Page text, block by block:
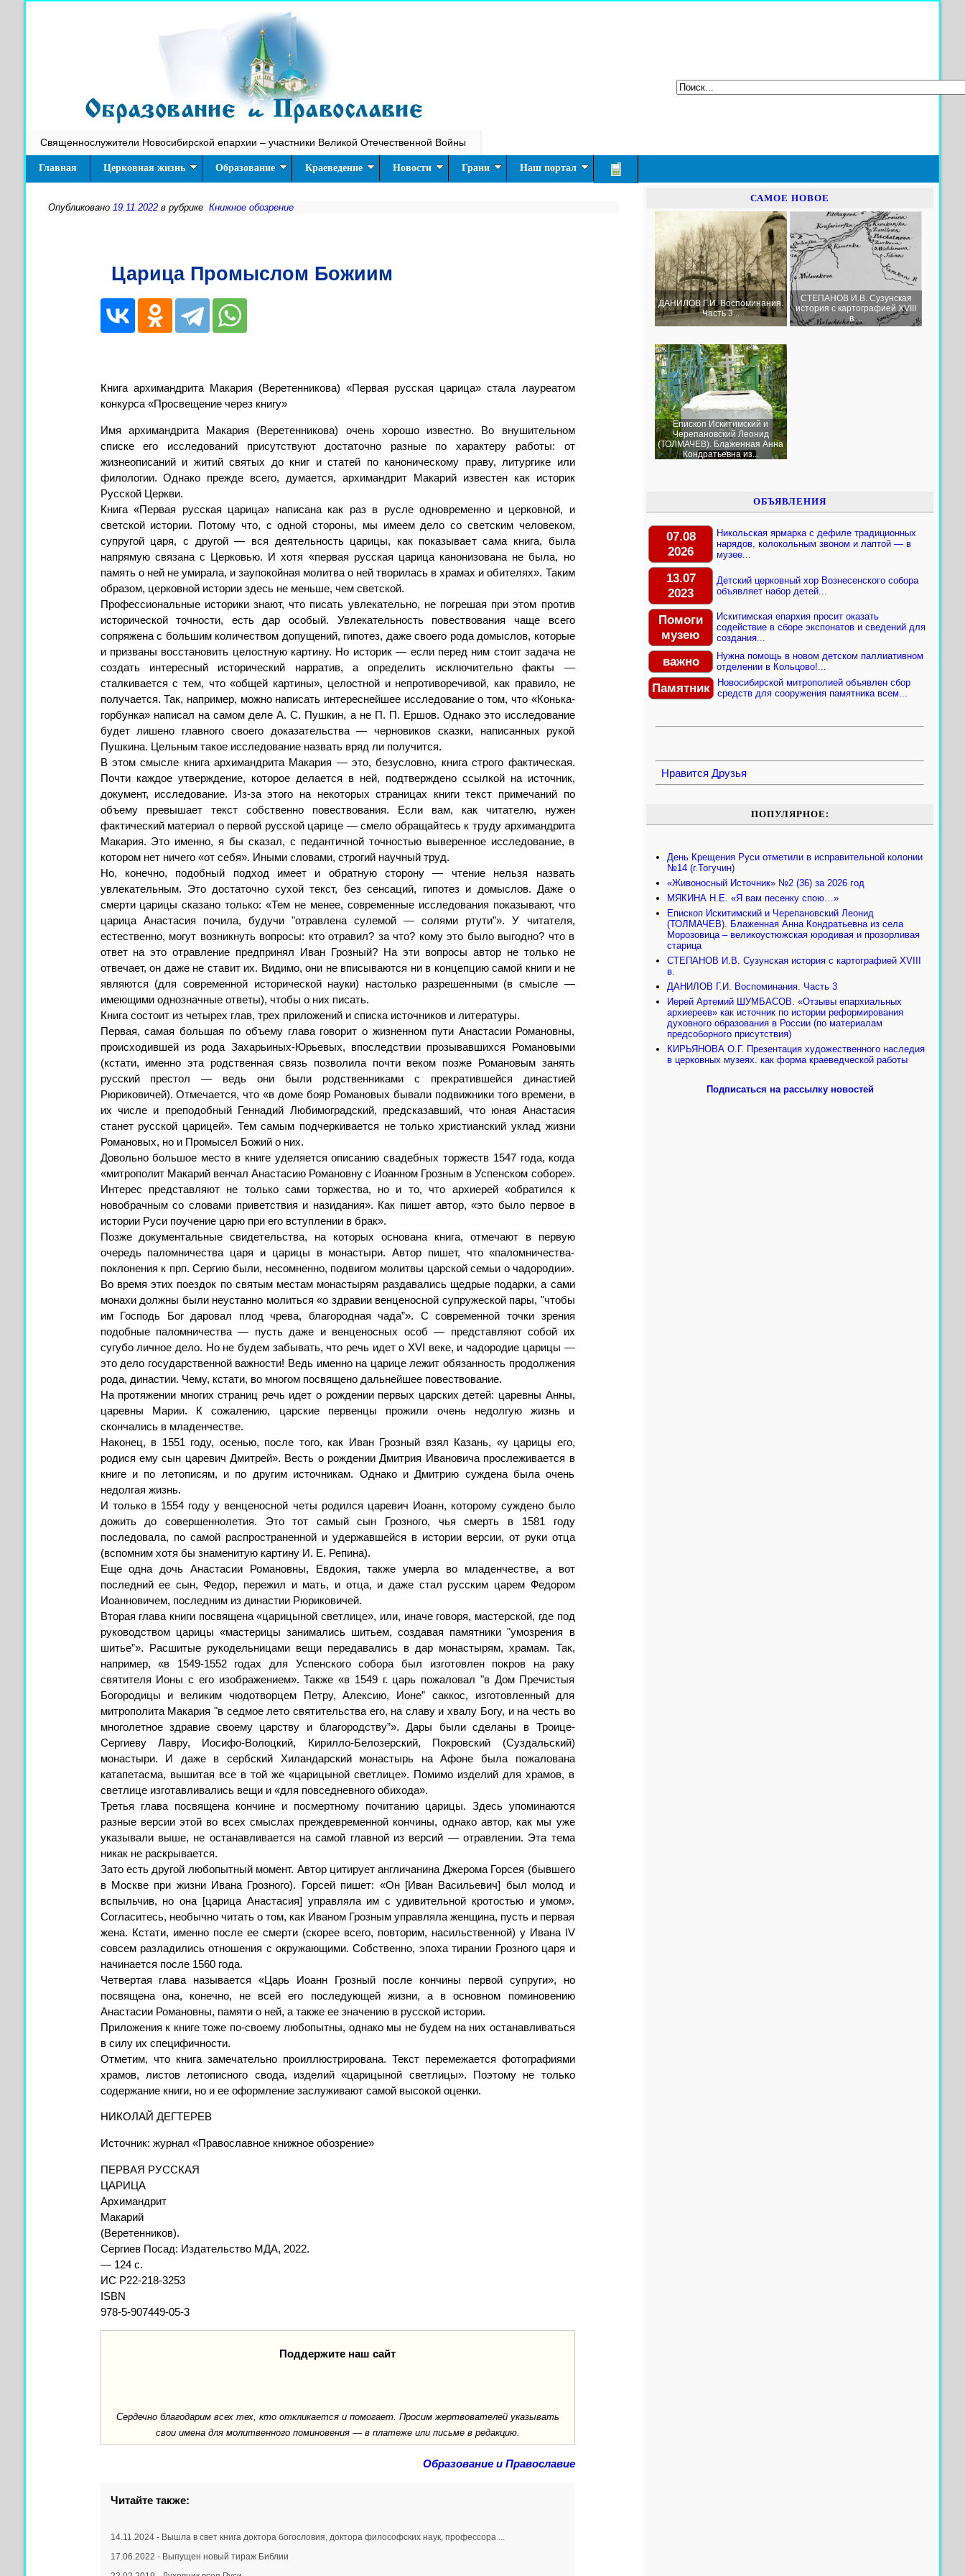
Священнослужители Новосибирской епархии – участники Великой Отечественной Войны
Главная Церковная жизнь Образование Краеведение Новости Грани Наш портал
Опубликовано 19.11.2022 в рубрике Книжное обозрение
Царица Промыслом Божиим
Книга архимандрита Макария (Веретенникова) «Первая русская царица» стала лауреатом
конкурса «Просвещение через книгу»
Имя архимандрита Макария (Веретенникова) очень хорошо известно. Во внушительном
списке его исследований присутствуют достаточно разные по характеру работы: от
жизнеописаний и житий святых до книг и статей по каноническому праву, литургике или
филологии. Однако прежде всего, думается, архимандрит Макарий известен как историк
Русской Церкви.
Книга «Первая русская царица» написана как раз в русле одновременно и церковной, и
светской истории. Потому что, с одной стороны, мы имеем дело со светским человеком,
супругой царя, с другой — вся деятельность царицы, как показывает сама книга, была
напрямую связана с Церковью. И хотя «первая русская царица канонизована не была, но
память о ней не умирала, и заупокойная молитва о ней творилась в храмах и обителях». Таким
образом, церковной истории здесь не меньше, чем светской.
Профессиональные историки знают, что писать увлекательно, не погрешая при этом против
исторической точности, есть дар особый. Увлекательность повествования чаще всего
сопряжена с большим количеством допущений, гипотез, даже своего рода домыслов, которые
и призваны восстановить целостную картину. Но историк — если перед ним стоит задача не
создать интересный исторический нарратив, а определить исключительно факты —
сталкивается с тем, что «общей картины», целостной и непротиворечивой, как правило, не
получается. Так, например, можно написать интереснейшее исследование о том, что «Конька-
горбунка» написал на самом деле А. С. Пушкин, а не П. П. Ершов. Однако это исследование
будет лишено главного своего доказательства — черновиков сказки, написанных рукой
Пушкина. Цельным такое исследование назвать вряд ли получится.
В этом смысле книга архимандрита Макария — это, безусловно, книга строго фактическая.
Почти каждое утверждение, которое делается в ней, подтверждено ссылкой на источник,
документ, исследование. Из-за этого на некоторых страницах книги текст примечаний по
объему превышает текст собственно повествования. Если вам, как читателю, нужен
фактический материал о первой русской царице — смело обращайтесь к труду архимандрита
Макария. Это именно, я бы сказал, с педантичной точностью выверенное исследование, в
котором нет ничего «от себя». Иными словами, строгий научный труд.
Но, конечно, подобный подход имеет и обратную сторону — чтение нельзя назвать
увлекательным. Это достаточно сухой текст, без сенсаций, гипотез и домыслов. Даже о
смерти царицы сказано только: «Тем не менее, современные исследования показывают, что
царица Анастасия почила, будучи "отравлена сулемой — солями ртути”». У читателя,
естественно, могут возникнуть вопросы: кто отравил? за что? кому это было выгодно? что в
ответ на это отравление предпринял Иван Грозный? На эти вопросы автор не только не
отвечает, он даже не ставит их. Видимо, они не вписываются ни в концепцию самой книги и не
являются (для современной исторической науки) настолько разрешенными (в смысле —
имеющими однозначные ответы), чтобы о них писать.
Книга состоит из четырех глав, трех приложений и списка источников и литературы.
Первая, самая большая по объему глава говорит о жизненном пути Анастасии Романовны,
происходившей из рода Захарьиных-Юрьевых, впоследствии прозывавшихся Романовыми
(кстати, именно эта родственная связь позволила почти веком позже Романовым занять
русский престол — ведь они были родственниками с прекратившейся династией
Рюриковичей). Отмечается, что «в доме бояр Романовых бывали подвижники того времени, в
их числе и преподобный Геннадий Любимоградский, предсказавший, что юная Анастасия
станет русской царицей». Тем самым подчеркивается не только христианский уклад жизни
Романовых, но и Промысел Божий о них.
Довольно большое место в книге уделяется описанию свадебных торжеств 1547 года, когда
«митрополит Макарий венчал Анастасию Романовну с Иоанном Грозным в Успенском соборе».
Интерес представляют не только сами торжества, но и то, что архиерей «обратился к
новобрачным со словами приветствия и назидания». Как пишет автор, «это было первое в
истории Руси поучение царю при его вступлении в брак».
Позже документальные свидетельства, на которых основана книга, отмечают в первую
очередь паломничества царя и царицы в монастыри. Автор пишет, что «паломничества-
поклонения к прп. Сергию были, несомненно, подвигом молитвы царской семьи о чадородии».
Во время этих поездок по святым местам монастырям раздавались щедрые подарки, а сами
монахи должны были неустанно молиться «о здравии венценосной супружеской пары, "чтобы
им Господь Бог даровал плод чрева, благородная чада”». С современной точки зрения
подобные паломничества — пусть даже и венценосных особ — представляют собой их
сугубо личное дело. Но не будем забывать, что речь идет о XVI веке, и чадородие царицы —
это дело государственной важности! Ведь именно на царице лежит обязанность продолжения
рода, династии. Чему, кстати, во многом посвящено дальнейшее повествование.
На протяжении многих страниц речь идет о рождении первых царских детей: царевны Анны,
царевны Марии. К сожалению, царские первенцы прожили очень недолгую жизнь и
скончались в младенчестве.
Наконец, в 1551 году, осенью, после того, как Иван Грозный взял Казань, «у царицы его,
родися ему сын царевич Дмитрей». Весть о рождении Дмитрия Ивановича прослеживается в
книге и по летописям, и по другим источникам. Однако и Дмитрию суждена была очень
недолгая жизнь.
И только в 1554 году у венценосной четы родился царевич Иоанн, которому суждено было
дожить до совершеннолетия. Это тот самый сын Грозного, чья смерть в 1581 году
последовала, по самой распространенной и удержавшейся в истории версии, от руки отца
(вспомним хотя бы знаменитую картину И. Е. Репина).
Еще одна дочь Анастасии Романовны, Евдокия, также умерла во младенчестве, а вот
последний ее сын, Федор, пережил и мать, и отца, и даже стал русским царем Федором
Иоанновичем, последним из династии Рюриковичей.
Вторая глава книги посвящена «царицыной светлице», или, иначе говоря, мастерской, где под
руководством царицы «мастерицы занимались шитьем, создавая памятники "умозрения в
шитье”». Расшитые рукодельницами вещи передавались в дар монастырям, храмам. Так,
например, «в 1549-1552 годах для Успенского собора был изготовлен покров на раку
святителя Ионы с его изображением». Также «в 1549 г. царь пожаловал "в Дом Пречистыя
Богородицы и великим чюдотворцем Петру, Алексию, Ионе” саккос, изготовленный для
митрополита Макария "в седмое лето святительства его, на славу и хвалу Богу, и на честь во
многолетное здравие своему царству и благородству”». Дары были сделаны в Троице-
Сергиеву Лавру, Иосифо-Волоцкий, Кирилло-Белозерский, Покровский (Суздальский)
монастыри. И даже в сербский Хиландарский монастырь на Афоне была пожалована
катапетасма, вышитая все в той же «царицыной светлице». Помимо изделий для храмов, в
светлице изготавливались вещи и «для повседневного обихода».
Третья глава посвящена кончине и посмертному почитанию царицы. Здесь упоминаются
разные версии этой во всех смыслах преждевременной кончины, однако автор, как мы уже
указывали выше, не останавливается на самой главной из версий — отравлении. Эта тема
никак не раскрывается.
Зато есть другой любопытный момент. Автор цитирует англичанина Джерома Горсея (бывшего
в Москве при жизни Ивана Грозного). Горсей пишет: «Он [Иван Васильевич] был молод и
вспыльчив, но она [царица Анастасия] управляла им с удивительной кротостью и умом».
Согласитесь, необычно читать о том, как Иваном Грозным управляла женщина, пусть и первая
жена. Кстати, именно после ее смерти (скорее всего, повторим, насильственной) у Ивана IV
совсем разладились отношения с окружающими. Собственно, эпоха тирании Грозного царя и
начинается после 1560 года.
Четвертая глава называется «Царь Иоанн Грозный после кончины первой супруги», но
посвящена она, конечно, не всей его последующей жизни, а в основном поминовению
Анастасии Романовны, памяти о ней, а также ее значению в русской истории.
Приложения к книге тоже по-своему любопытны, однако мы не будем на них останавливаться
в силу их специфичности.
Отметим, что книга замечательно проиллюстрирована. Текст перемежается фотографиями
храмов, листов летописного свода, изделий «царицыной светлицы». Поэтому не только
содержание книги, но и ее оформление заслуживают самой высокой оценки.
НИКОЛАЙ ДЕГТЕРЕВ
Источник: журнал «Православное книжное обозрение»
ПЕРВАЯ РУССКАЯ
ЦАРИЦА
Архимандрит
Макарий
(Веретенников).
Сергиев Посад: Издательство МДА, 2022.
— 124 с.
ИС Р22-218-3253
ISBN
978-5-907449-05-3
Поддержите наш сайт
Сердечно благодарим всех тех, кто откликается и помогает. Просим жертвователей указывать
свои имена для молитвенного поминовения — в платеже или письме в редакцию.
Образование и Православие
Читайте также:
14.11.2024 - Вышла в свет книга доктора богословия, доктора философских наук, профессора ...
17.06.2022 - Выпущен новый тираж Библии
САМОЕ НОВОЕ
ДАНИЛОВ Г.И. Воспоминания.
Часть 3...
СТЕПАНОВ И.В. Сузунская
история с картографией XVIII
в....
Епископ Искитимский и
Черепановский Леонид
(ТОЛМАЧЕВ). Блаженная Анна
Кондратьевна из...
ОБЪЯВЛЕНИЯ
07.08
2026
Никольская ярмарка с дефиле традиционных
нарядов, колокольным звоном и лаптой — в
музее...
13.07
2023
Детский церковный хор Вознесенского собора
объявляет набор детей...
Помоги
музею
Искитимская епархия просит оказать
содействие в сборе экспонатов и сведений для
создания...
важно
Нужна помощь в новом детском паллиативном
отделении в Кольцово!...
Памятник
Новосибирской митрополией объявлен сбор
средств для сооружения памятника всем...
Нравится Друзья
ПОПУЛЯРНОЕ:
День Крещения Руси отметили в исправительной колонии
№14 (г.Тогучин)
«Живоносный Источник» №2 (36) за 2026 год
МЯКИНА Н.Е. «Я вам песенку спою…»
Епископ Искитимский и Черепановский Леонид
(ТОЛМАЧЕВ). Блаженная Анна Кондратьевна из села
Морозовица – великоустюжская юродивая и прозорливая
старица
СТЕПАНОВ И.В. Сузунская история с картографией XVIII
в.
ДАНИЛОВ Г.И. Воспоминания. Часть 3
Иерей Артемий ШУМБАСОВ. «Отзывы епархиальных
архиереев» как источник по истории реформирования
духовного образования в России (по материалам
предсоборного присутствия)
КИРЬЯНОВА О.Г. Презентация художественного наследия
в церковных музеях. как форма краеведческой работы
Подписаться на рассылку новостей